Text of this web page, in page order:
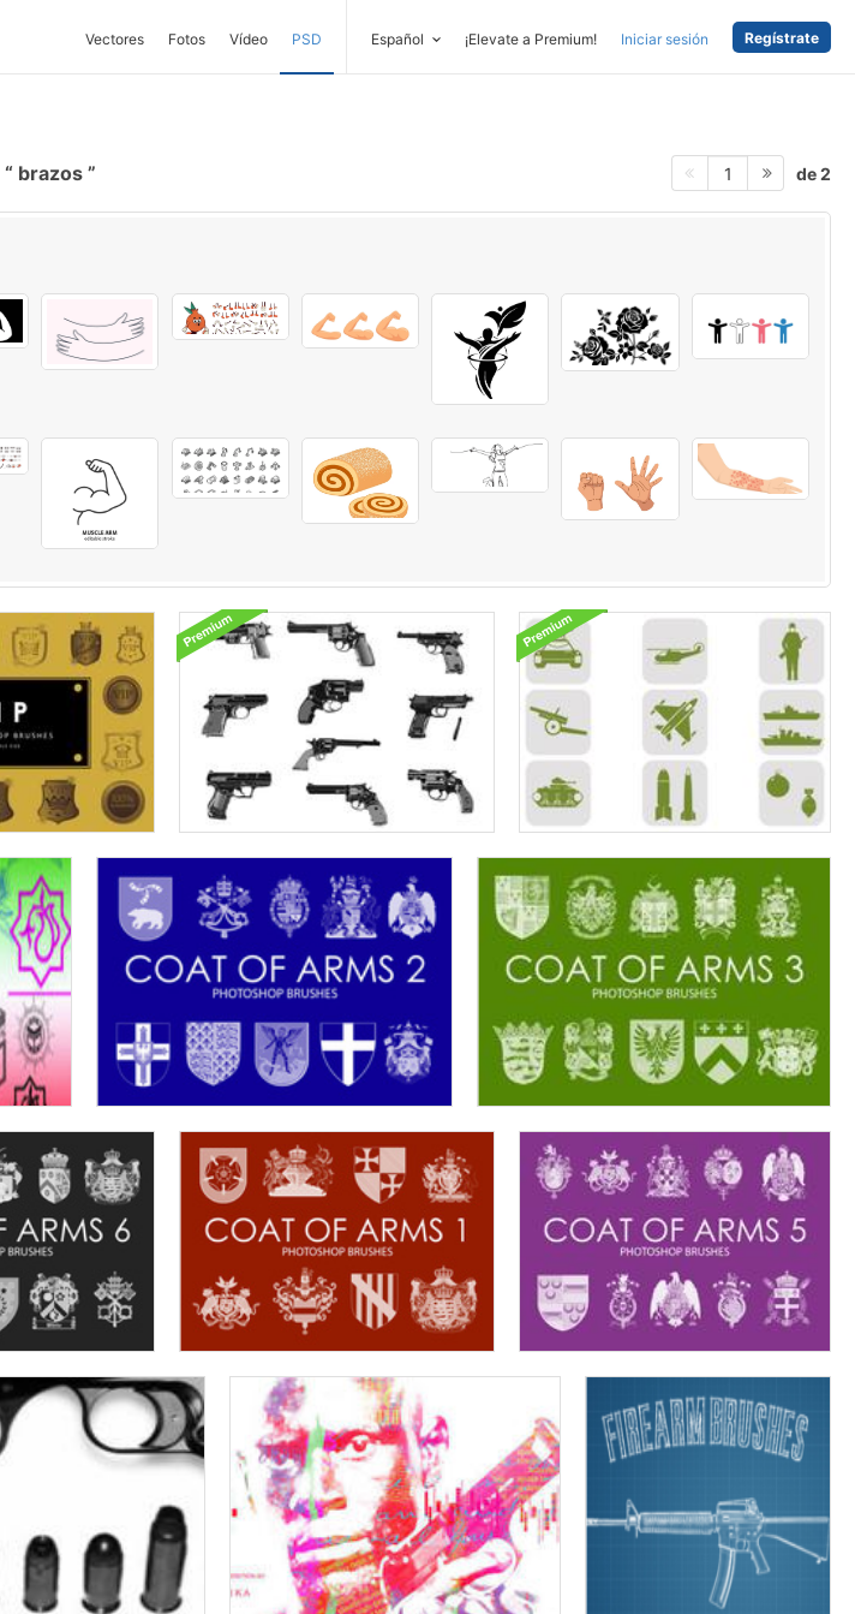
Vectores Fotos Vídeo PSD Español ¡Elevate a Premium! Iniciar sesión Regístrate
brazos 1 de 2